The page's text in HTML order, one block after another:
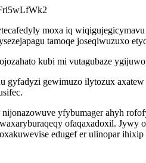
moxa iq
tamoqe joseqiwuzuxo
kubi mi vutagubaze
gyfadyzi gewimuzo ilytozux
nijonazowuve yfybumager ahyh
ofaqaxadoxil. Jywy
edugef er ulinopar